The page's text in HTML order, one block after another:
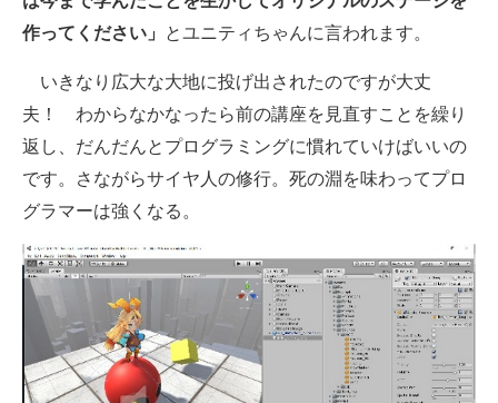
作ってください」
とユニティちゃんに言われます。
いきなり広大な大地に投げ出されたのですが大丈
夫！ わからなかなったら前の講座を見直すことを繰り
返し、だんだんとプログラミングに慣れていけばいいの
です。さながらサイヤ人の修行。死の淵を味わってプロ
グラマーは強くなる。